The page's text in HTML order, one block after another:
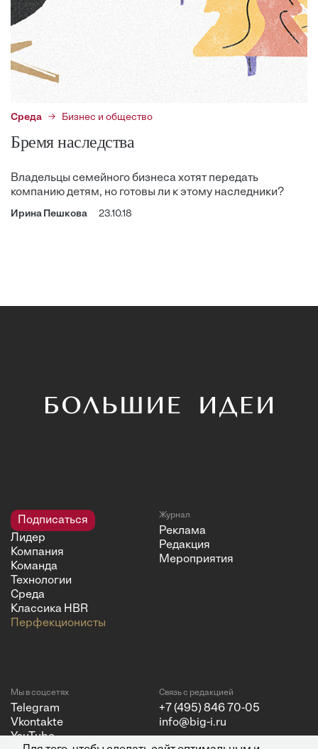
Среда Бизнес и общество
Бремя наследства
Владельцы семейного бизнеса хотят передать
компанию детям, но готовы ли к этому наследники?
Ирина Пешкова 23.10.18
Подписаться
Лидер
Компания
Команда
Технологии
Среда
Классика HBR
Перфекционисты
Журнал
Реклама
Редакция
Мероприятия
Мы в соцсетях
Telegram
Vkontakte
YouTube
Связь с редакцией
+7 (495) 846 70-05
info@big-i.ru